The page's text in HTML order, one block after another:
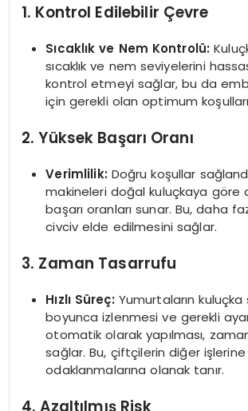
1. Kontrol Edilebilir Çevre
Sıcaklık ve Nem Kontrolü:
sıcaklık ve nem seviyelerini
kontrol etmeyi sağlar, bu da
için gerekli olan optimum
2. Yüksek Başarı Oranı
Verimlilik: Doğru koşullar
makineleri doğal kuluçkaya göre
başarı oranları sunar. Bu, daha
civciv elde edilmesini sağlar.
3. Zaman Tasarrufu
Hızlı Süreç: Yumurtaların kuluçka
boyunca izlenmesi ve gerekli
otomatik olarak yapılması,
sağlar. Bu, çiftçilerin diğer
odaklanmalarına olanak tanır.
4. Azaltılmış Risk